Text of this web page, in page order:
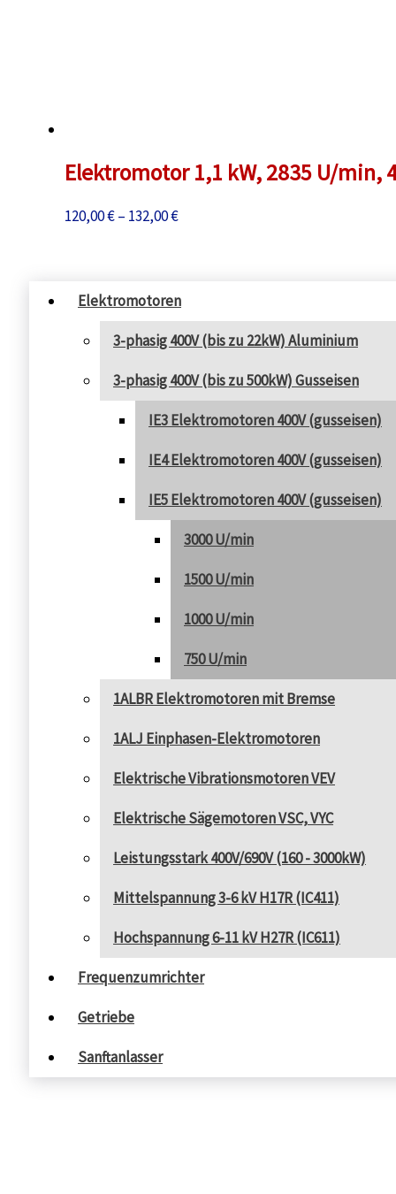
Elektromotoren
3-phasig 400V (bis zu 22kW) Aluminium
3-phasig 400V (bis zu 500kW) Gusseisen
IE3 Elektromotoren 400V (gusseisen)
IE4 Elektromotoren 400V (gusseisen)
IE5 Elektromotoren 400V (gusseisen)
3000 U/min
1500 U/min
1000 U/min
750 U/min
1ALBR Elektromotoren mit Bremse
1ALJ Einphasen-Elektromotoren
Elektrische Vibrationsmotoren VEV
Elektrische Sägemotoren VSC, VYC
Leistungsstark 400V/690V (160 - 3000kW)
Mittelspannung 3-6 kV H17R (IC411)
Hochspannung 6-11 kV H27R (IC611)
Frequenzumrichter
Getriebe
Sanftanlasser
Elektromotor 1,1 kW, 2835 U/min,
120,00€– 132,00€Preisspanne: